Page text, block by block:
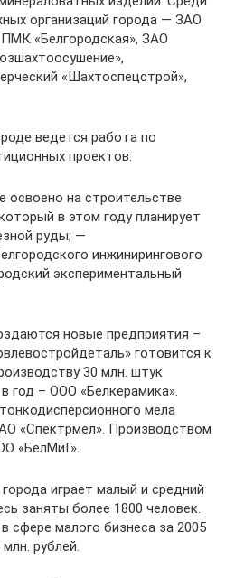
организаций города — ЗАО
«Белгородская», ЗАО
«Шахтоспецстрой»,
ведется работа по
проектов:
освоено на строительстве
в этом году планирует
руды; —
инжинирингового
экспериментальный
новые предприятия –
готовится к
30 млн. штук
год – ООО «Белкерамика».
мела
«Спектрмел». Производством
«БелМиГ».
играет малый и средний
заняты более 1800 человек.
сфере малого бизнеса за 2005
рублей.